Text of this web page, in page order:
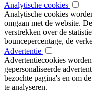
Analytische cookies
Analytische cookies
omgaan met de website.
verstrekken over de
bouncepercentage, de
Advertentie
Advertentiecookies
gepersonaliseerde
bezochte pagina's en om
te analyseren.